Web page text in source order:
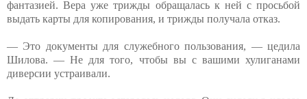
фантазией. Вера уже трижды обращалась к ней с просьбой
выдать карты для копирования, и трижды получала отказ.
— Это документы для служебного пользования, — цедила
Шилова. — Не для того, чтобы вы с вашими хулиганами
диверсии устраивали.